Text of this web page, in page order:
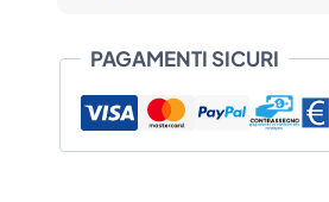
PAGAMENTI SICURI